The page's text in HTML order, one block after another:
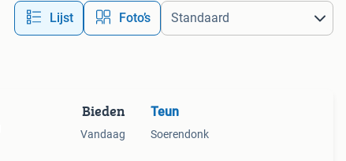
Lijst Foto’s
Bieden
Vandaag
Teun
Soerendonk